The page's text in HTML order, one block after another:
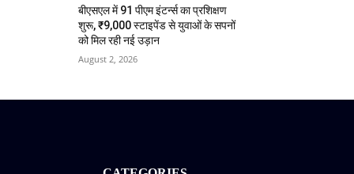
बीएसएल में 91 पीएम इंटर्न्स का प्रशिक्षण
शुरू, ₹9,000 स्टाइपेंड से युवाओं के सपनों
को मिल रही नई उड़ान
August 2, 2026